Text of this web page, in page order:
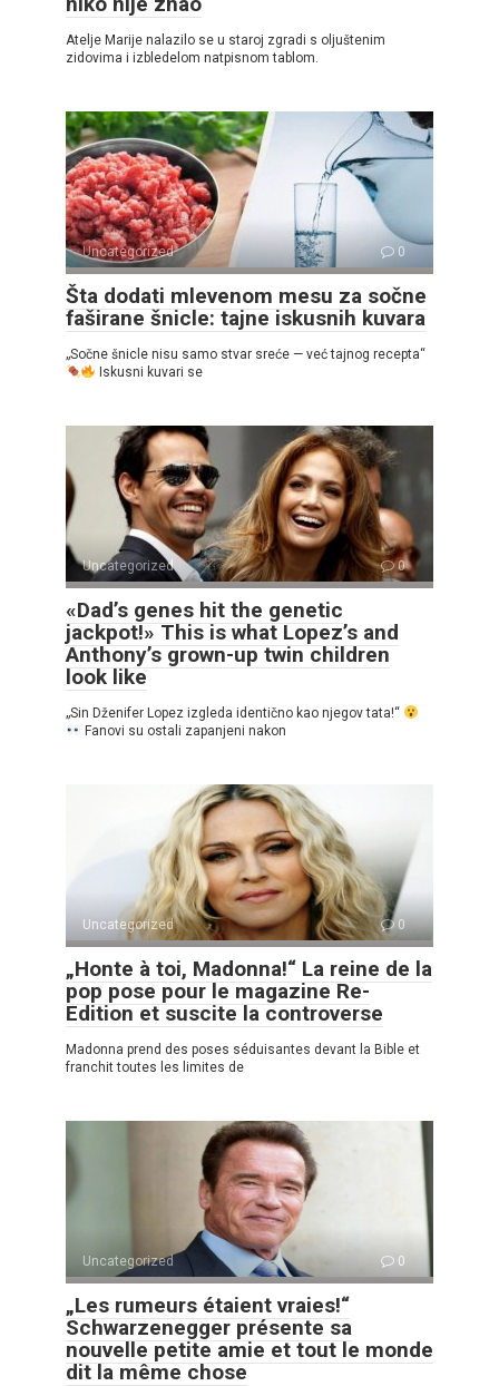
Atelje Marije nalazilo se u staroj zgradi s oljuštenim
zidovima i izbledelom natpisnom tablom.
Uncategorized 0
Šta dodati mlevenom mesu za sočne
faširane šnicle: tajne iskusnih kuvara
„Sočne šnicle nisu samo stvar sreće — već tajnog recepta“
Iskusni kuvari se
Uncategorized 0
«Dad’s genes hit the genetic
jackpot!» This is what Lopez’s and
Anthony’s grown-up twin children
look like
„Sin Dženifer Lopez izgleda identično kao njegov tata!“
Fanovi su ostali zapanjeni nakon
Uncategorized 0
„Honte à toi, Madonna!“ La reine de la
pop pose pour le magazine Re-
Edition et suscite la controverse
Madonna prend des poses séduisantes devant la Bible et
franchit toutes les limites de
Uncategorized 0
„Les rumeurs étaient vraies!“
Schwarzenegger présente sa
nouvelle petite amie et tout le monde
dit la même chose